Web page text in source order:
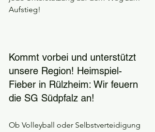
Aufstieg!
Kommt vorbei und unterstützt
unsere Region! Heimspiel-
Fieber in Rülzheim: Wir feuern
die SG Südpfalz an!
Ob Volleyball oder Selbstverteidigung